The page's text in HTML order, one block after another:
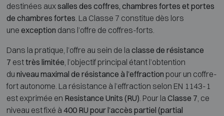
destinées auxsalles des coffres, chambres fortes et portes
de chambres fortes . La Classe 7 constitue dès lors
une exception dans l’offre de coffres-forts.
Dans la pratique, l’offre au sein de la classe de résistance
7 esttrès limitée , l’objectif principal étant l’obtention
du niveau maximal de résistance à l’effraction pour un coffre-
fort autonome. La résistance à l’effraction selon EN 1143-1
est exprimée en Resistance Units (RU) . Pour la Classe 7 , ce
niveau est fixé à 400 RU pour l’accès partiel (partial